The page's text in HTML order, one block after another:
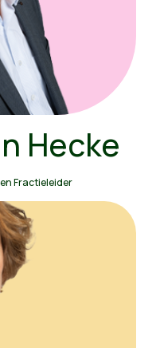
Hecke
Fractieleider